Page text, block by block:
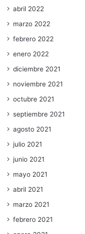
abril 2022
marzo 2022
febrero 2022
enero 2022
diciembre 2021
noviembre 2021
octubre 2021
septiembre 2021
agosto 2021
julio 2021
junio 2021
mayo 2021
abril 2021
marzo 2021
febrero 2021